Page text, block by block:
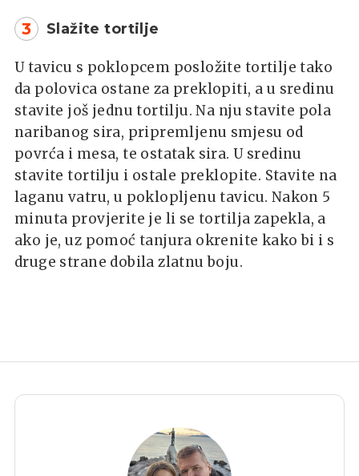
3 Slažite tortilje
U tavicu s poklopcem posložite tortilje tako
da polovica ostane za preklopiti, a u sredinu
stavite još jednu tortilju. Na nju stavite pola
naribanog sira, pripremljenu smjesu od
povrća i mesa, te ostatak sira. U sredinu
stavite tortilju i ostale preklopite. Stavite na
laganu vatru, u poklopljenu tavicu. Nakon 5
minuta provjerite je li se tortilja zapekla, a
ako je, uz pomoć tanjura okrenite kako bi i s
druge strane dobila zlatnu boju.